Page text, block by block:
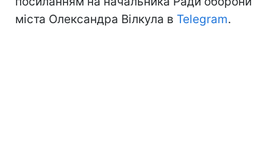
міста Олександра Вілкула в Telegram.